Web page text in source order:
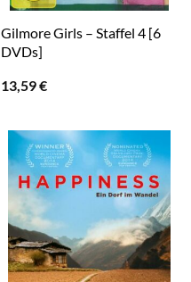
Gilmore Girls – Staffel 4 [6
DVDs]
13,59€